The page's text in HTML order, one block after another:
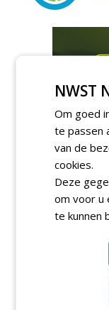
Meld je
NWST
Om goed
te passen
van de
cookies.
Deze
om voor u
te kunnen